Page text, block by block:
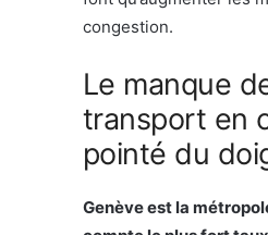
congestion.
Le manque
transport en
pointé du
Genève est la